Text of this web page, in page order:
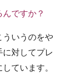
ですか？
ういうのをや
対してプレ
ています。